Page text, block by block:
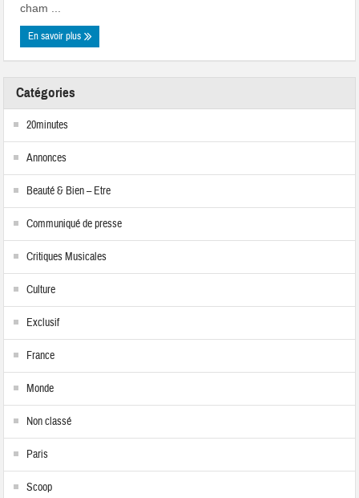
cham ...
En savoir plus
Catégories
20minutes
Annonces
Beauté & Bien – Etre
Communiqué de presse
Critiques Musicales
Culture
Exclusif
France
Monde
Non classé
Paris
Scoop